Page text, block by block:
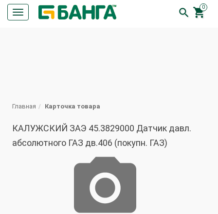
Кнопка
меню
0


Главная Карточка товара
КАЛУЖСКИЙ ЗАЭ 45.3829000 Датчик давл.
абсолютного ГАЗ дв.406 (покупн. ГАЗ)